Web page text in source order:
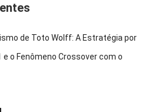
de Toto Wolff: A Estratégia por
e o Fenômeno Crossover com o